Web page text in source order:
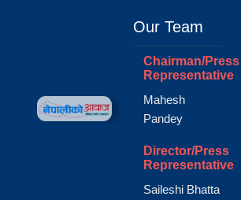
Our Team
Chairman/Press
Representative
Mahesh
Pandey
Director/Press
Representative
Saileshi Bhatta